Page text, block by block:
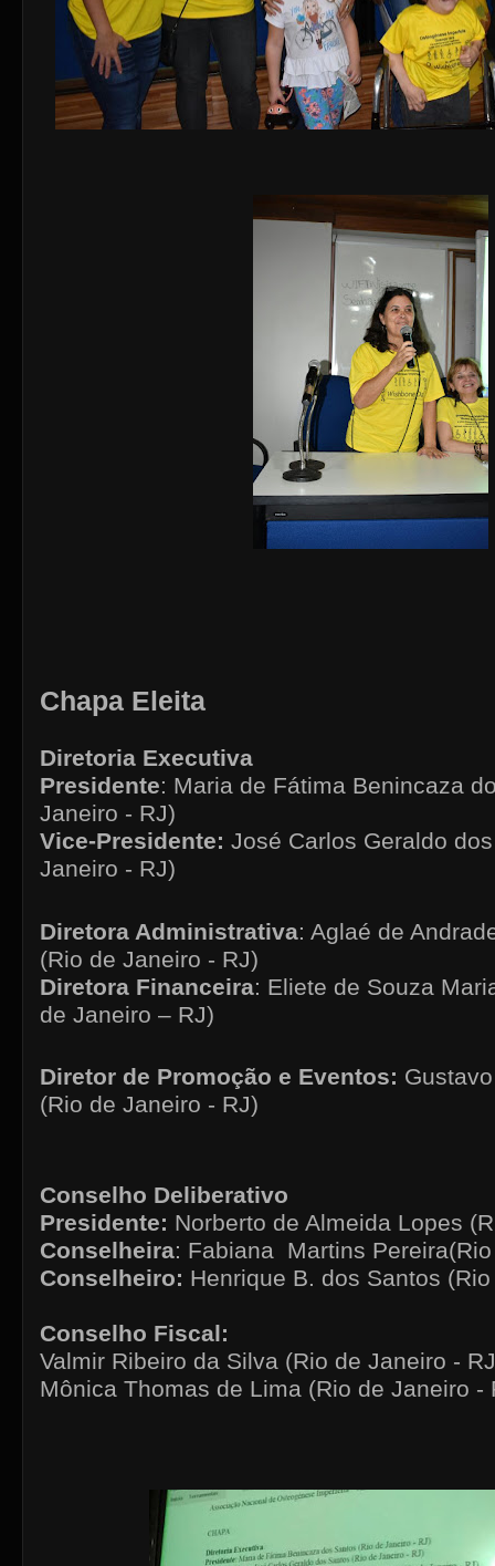
Chapa Eleita
Diretoria Executiva
Presidente: Maria de Fátima Benincaza
Janeiro - RJ)
Vice-Presidente: José Carlos Geraldo
Janeiro - RJ)
Diretora Administrativa: Aglaé de
(Rio de Janeiro - RJ)
Diretora Financeira: Eliete de Souza
de Janeiro – RJ)
Diretor de Promoção e Eventos:
(Rio de Janeiro - RJ)
Conselho Deliberativo
Presidente: Norberto de Almeida Lopes
Conselheira: Fabiana Martins
Conselheiro: Henrique B. dos Santos
Conselho Fiscal:
Valmir Ribeiro da Silva (Rio de Janeiro -
Mônica Thomas de Lima (Rio de Janeiro -